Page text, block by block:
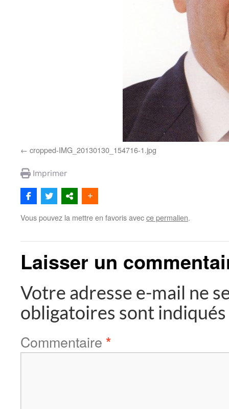
cropped-IMG_20130130_154716-1.jpg
Imprimer
Vous pouvez la mettre en favoris avecce permalien.
Laisser un
Votre adresse e-mail ne
obligatoires sont
Commentaire *